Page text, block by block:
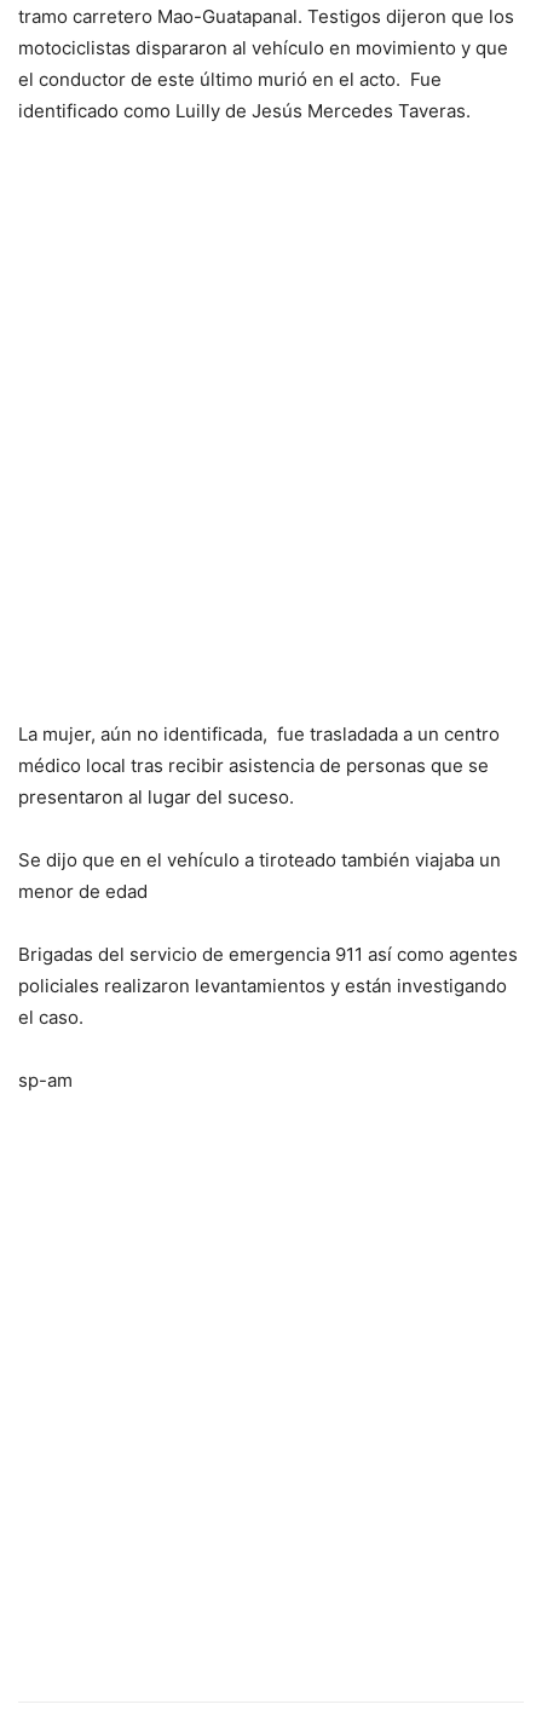
tramo carretero Mao-Guatapanal. Testigos dijeron que los
motociclistas dispararon al vehículo en movimiento y que
el conductor de este último murió en el acto. Fue
identificado como Luilly de Jesús Mercedes Taveras.
La mujer, aún no identificada, fue trasladada a un centro
médico local tras recibir asistencia de personas que se
presentaron al lugar del suceso.
Se dijo que en el vehículo a tiroteado también viajaba un
menor de edad
Brigadas del servicio de emergencia 911 así como agentes
policiales realizaron levantamientos y están investigando
el caso.
sp-am